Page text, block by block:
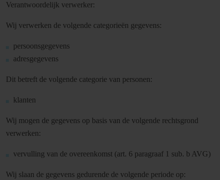
Verantwoordelijk verwerker:
Wij verwerken de volgende categorieën gegevens:
persoonsgegevens
adresgegevens
Dit betreft de volgende categorie van personen:
klanten
Wij mogen de gegevens op basis van de volgende rechtsgrond
verwerken:
vervulling van de overeenkomst (art. 6 paragraaf 1 sub. b AVG)
Wij slaan de gegevens gedurende de volgende periode op: